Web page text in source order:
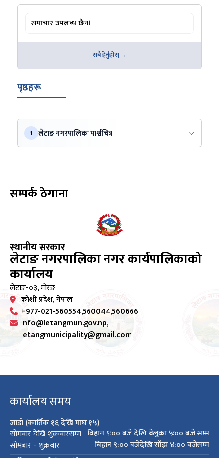
समाचार उपलब्ध छैन।
सबै हेर्नुहोस्
पृष्ठहरू
1 लेटाङ नगरपालिका पार्श्वचित्र
सम्पर्क ठेगाना
स्थानीय सरकार
लेटाङ नगरपालिका नगर कार्यपालिकाको
कार्यालय
लेटाङ-०३, मोरङ
कोशी प्रदेश, नेपाल
+977-021-560554,560044,560666
info@letangmun.gov.np,
letangmunicipality@gmail.com
कार्यालय समय
जाडो (कार्तिक १६ देखि माघ १५)
सोमबार देखि शुक्रबारसम्म विहान ९ः०० बजे देखि बेलुका ५ः०० बजे सम्म
सोमबार - शुक्रबार
बिहान ९:०० बजेदेखि साँझ ४:०० बजेसम्म